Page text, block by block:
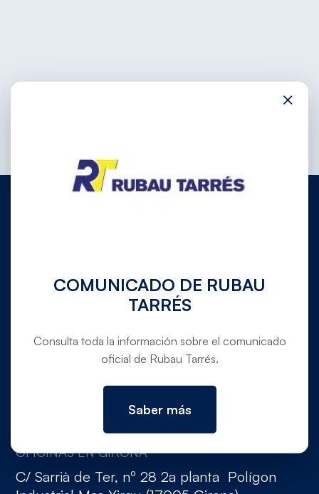
OFICINAS EN VERGES Y DOMICILIO SOCIAL
Ctra. C-31 de Torroella de Montgrí a Verges,
pk. 354,5 (Canet de La Tallada, 17134,
OFICINAS EN GIRONA
C/ Sarrià de Ter, nº 28 2a planta Polígon
×
COMUNICADO DE RUBAU
TARRÉS
Consulta toda la información sobre el comunicado
oficial de Rubau Tarrés.
Saber más